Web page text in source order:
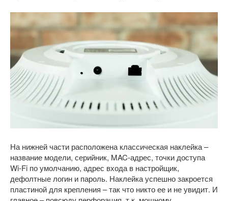
На нижней части расположена классическая наклейка –
название модели, серийник, MAC-адрес, точки доступа
Wi-Fi по умолчанию, адрес входа в настройщик,
дефолтные логин и пароль. Наклейка успешно закроется
пластиной для крепления – так что никто ее и не увидит. И